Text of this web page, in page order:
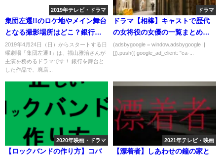
2019年テレビ・ドラマ
集団左遷!!のロケ地やメイン舞台
となる撮影場所はどこ？銀行や
土手など
2019年4月24日（日）からスタートする日
曜劇場「集団左遷!!」は、福山雅治さんが
主演を務めるドラマです！ 銀行を舞台と
した作品で、廃店...
ドラマ
ドラマ【相棒】キャストで歴代
の女将役の女優の一覧まとめ！
名前や役柄は？
(adsbygoogle = window.adsbygoogle ||
[]).push({ google_ad_client: "ca-...
2020年映画・ドラマ
【ロックバンドの作り方】コバ
2021年テレビ・映画
【漂着者】しあわせの鐘の家と